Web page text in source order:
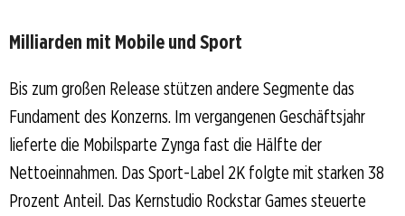
Milliarden mit Mobile und Sport
Bis zum großen Release stützen andere Segmente das
Fundament des Konzerns. Im vergangenen Geschäftsjahr
lieferte die Mobilsparte Zynga fast die Hälfte der
Nettoeinnahmen. Das Sport-Label 2K folgte mit starken 38
Prozent Anteil. Das Kernstudio Rockstar Games steuerte